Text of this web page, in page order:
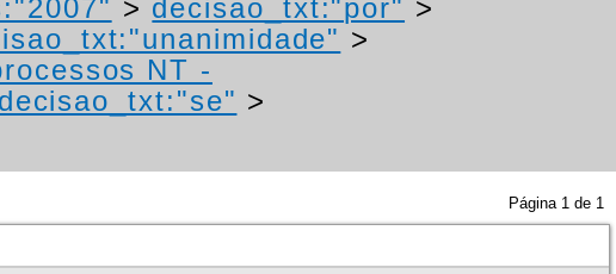
> decisao_txt:"por" >
>
NT -
decisao_txt:"se" >
Página 1 de 1